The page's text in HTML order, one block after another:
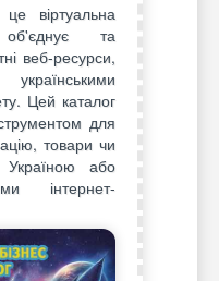
віртуальна
та
веб-ресурси,
Цей каталог
для
товари чи
Україною або
інтернет-